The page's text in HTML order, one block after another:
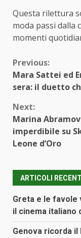
Questa rilettura
moda passi dalla
momenti
Continue
Reading
Previous:
Mara Sattei ed
sera: il duetto
Next:
Marina
imperdibile su
Leone d’Oro
ARTICOLI RECENTI
Greta e le favole
il cinema italiano
Genova ricorda il